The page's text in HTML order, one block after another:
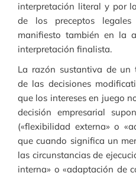
interpretación literal y por
de los preceptos
manifiesto también en la
interpretación finalista.
La razón sustantiva de un
de las decisiones
que los intereses en juego
decisión empresarial
(«flexibilidad externa» o
que cuando significa un
las circunstancias de
interna» o «adaptación de